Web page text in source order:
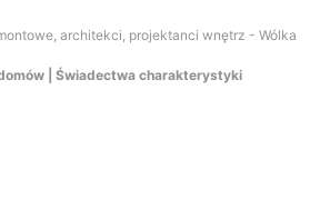
architekci, projektanci wnętrz - Wólka
| Świadectwa charakterystyki